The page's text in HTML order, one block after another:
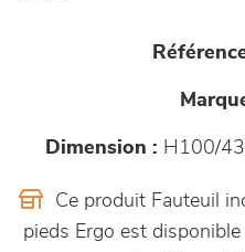
Dimension : H100/
Ce produit Fauteuil
pieds Ergo est